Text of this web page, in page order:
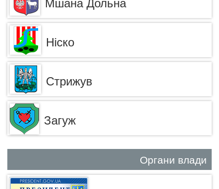
Ніско
Стрижув
Загуж
Органи влади